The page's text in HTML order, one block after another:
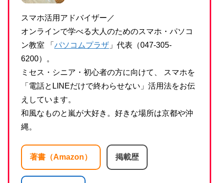
スマホ活用アドバイザー／
オンラインで学べる大人のためのスマホ・パソコ
ン教室 「 パソコムプラザ 」代表（047-305-
6200）。
ミセス・シニア・初心者の方に向けて、 スマホを
「電話とLINEだけで終わらせない」活用法をお伝
えしています。
和風なものと嵐が大好き。好きな場所は京都や沖
縄。
著書（Amazon） 掲載歴